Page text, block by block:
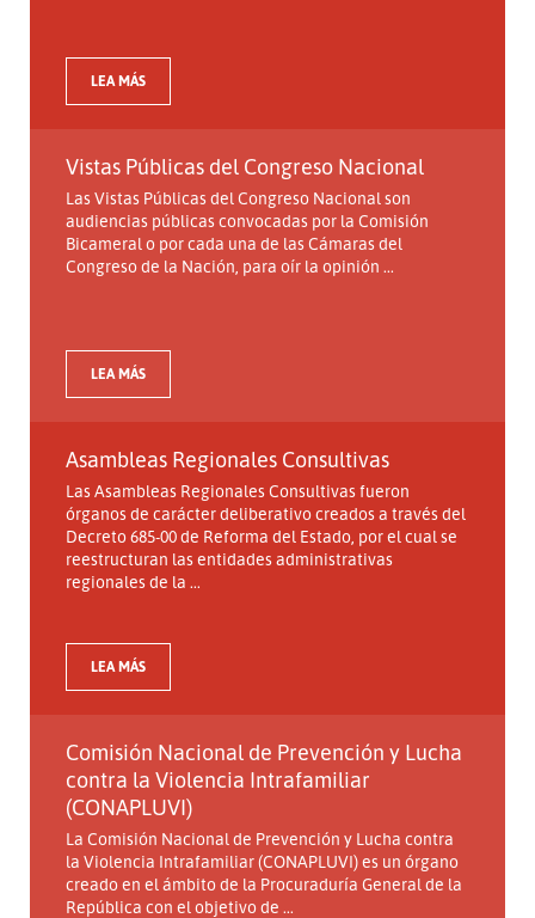
LEA MÁS
Vistas Públicas del Congreso Nacional
Las Vistas Públicas del Congreso Nacional son
audiencias públicas convocadas por la Comisión
Bicameral o por cada una de las Cámaras del
Congreso de la Nación, para oír la opinión ...
LEA MÁS
Asambleas Regionales Consultivas
Las Asambleas Regionales Consultivas fueron
órganos de carácter deliberativo creados a través del
Decreto 685-00 de Reforma del Estado, por el cual se
reestructuran las entidades administrativas
regionales de la ...
LEA MÁS
Comisión Nacional de Prevención y Lucha
contra la Violencia Intrafamiliar
(CONAPLUVI)
La Comisión Nacional de Prevención y Lucha contra
la Violencia Intrafamiliar (CONAPLUVI) es un órgano
creado en el ámbito de la Procuraduría General de la
República con el objetivo de ...